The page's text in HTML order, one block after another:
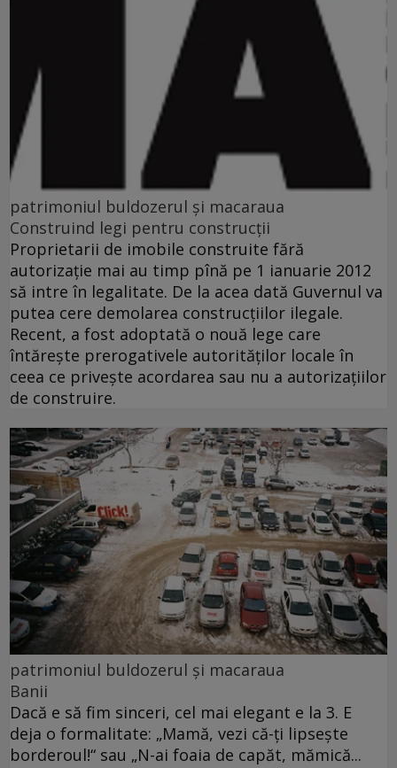
patrimoniul buldozerul și macaraua
Construind legi pentru construcții
Proprietarii de imobile construite fără
autorizaţie mai au timp pînă pe 1 ianuarie 2012
să intre în legalitate. De la acea dată Guvernul va
putea cere demolarea construcţiilor ilegale.
Recent, a fost adoptată o nouă lege care
întăreşte prerogativele autorităţilor locale în
ceea ce priveşte acordarea sau nu a autorizaţiilor
de construire.
patrimoniul buldozerul și macaraua
Banii
Dacă e să fim sinceri, cel mai elegant e la 3. E
deja o formalitate: „Mamă, vezi că-ţi lipseşte
borderoul!“ sau „N-ai foaia de capăt, mămică...